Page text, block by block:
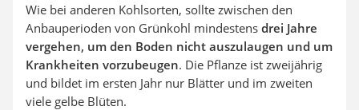
Wie bei anderen Kohlsorten, sollte zwischen den
Anbauperioden von Grünkohl mindestens drei Jahre
vergehen, um den Boden nicht auszulaugen und um
Krankheiten vorzubeugen. Die Pflanze ist zweijährig
und bildet im ersten Jahr nur Blätter und im zweiten
viele gelbe Blüten.